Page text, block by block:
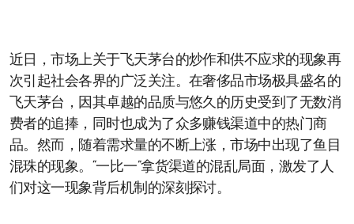
近日，市场上关于飞天茅台的炒作和供不应求的现象再
次引起社会各界的广泛关注。在奢侈品市场极具盛名的
飞天茅台，因其卓越的品质与悠久的历史受到了无数消
费者的追捧，同时也成为了众多赚钱渠道中的热门商
品。然而，随着需求量的不断上涨，市场中出现了鱼目
混珠的现象。“一比一”拿货渠道的混乱局面，激发了人
们对这一现象背后机制的深刻探讨。